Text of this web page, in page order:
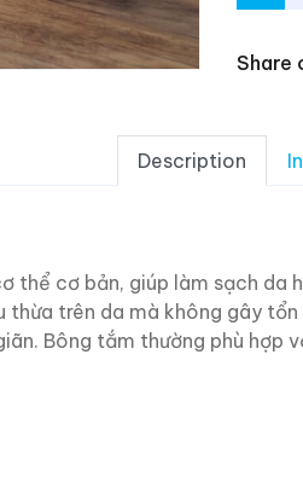
Share
Description
thể cơ bản, giúp làm sạch
trên da mà không gây
Bông tắm thường phù hợp